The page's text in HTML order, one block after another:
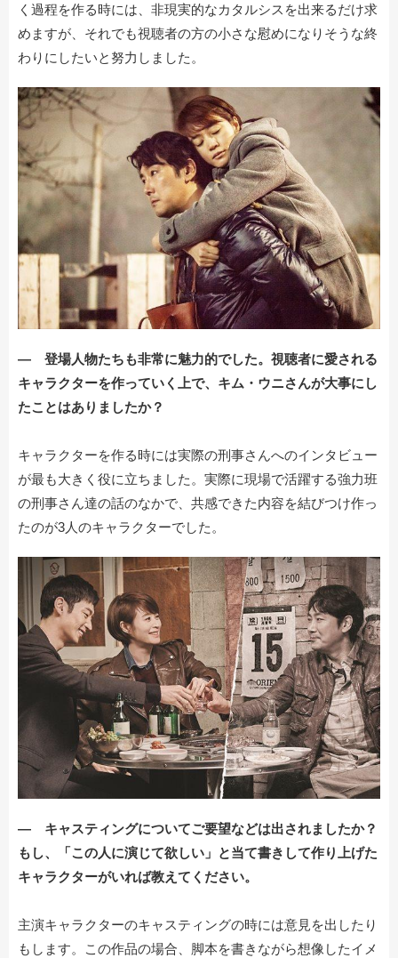
く過程を作る時には、非現実的なカタルシスを出来るだけ求
めますが、それでも視聴者の方の小さな慰めになりそうな終
わりにしたいと努力しました。
― 登場人物たちも非常に魅力的でした。視聴者に愛される
キャラクターを作っていく上で、キム・ウニさんが大事にし
たことはありましたか？
キャラクターを作る時には実際の刑事さんへのインタビュー
が最も大きく役に立ちました。実際に現場で活躍する強力班
の刑事さん達の話のなかで、共感できた内容を結びつけ作っ
たのが3人のキャラクターでした。
― キャスティングについてご要望などは出されましたか？
もし、「この人に演じて欲しい」と当て書きして作り上げた
キャラクターがいれば教えてください。
主演キャラクターのキャスティングの時には意見を出したり
もします。この作品の場合、脚本を書きながら想像したイメ